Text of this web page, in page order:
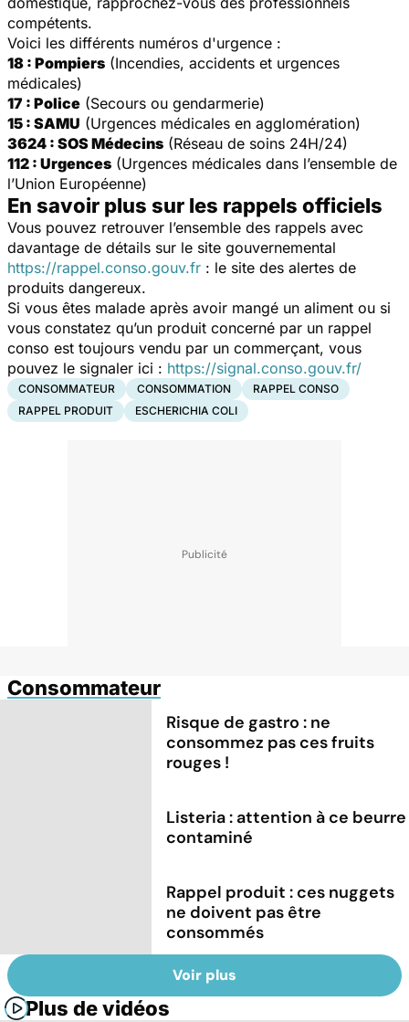
compétents.
Voici les différents numéros d'urgence :
18 : Pompiers (Incendies, accidents et urgences
médicales)
17 : Police (Secours ou gendarmerie)
15 : SAMU (Urgences médicales en agglomération)
3624 : SOS Médecins (Réseau de soins 24H/24)
112 : Urgences (Urgences médicales dans l’ensemble de
l’Union Européenne)
En savoir plus sur les rappels officiels
Vous pouvez retrouver l’ensemble des rappels avec
davantage de détails sur le site gouvernemental
https://rappel.conso.gouv.fr : le site des alertes de
produits dangereux.
Si vous êtes malade après avoir mangé un aliment ou si
vous constatez qu’un produit concerné par un rappel
conso est toujours vendu par un commerçant, vous
pouvez le signaler ici : https://signal.conso.gouv.fr/
CONSOMMATEUR CONSOMMATION
RAPPEL CONSO
RAPPEL PRODUIT
ESCHERICHIA COLI
Consommateur
Risque de gastro : ne
consommez pas ces fruits
rouges !
Listeria : attention à ce beurre
contaminé
Rappel produit : ces nuggets
ne doivent pas être
consommés
Voir plus
Plus de vidéos